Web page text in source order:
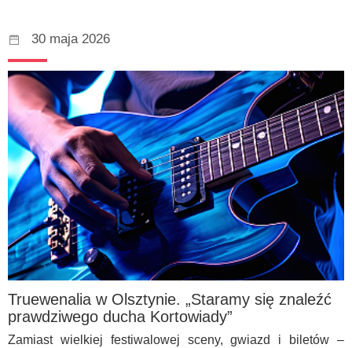
30 maja 2026
Truewenalia w Olsztynie. „Staramy się znaleźć
prawdziwego ducha Kortowiady”
Zamiast wielkiej festiwalowej sceny, gwiazd i biletów –